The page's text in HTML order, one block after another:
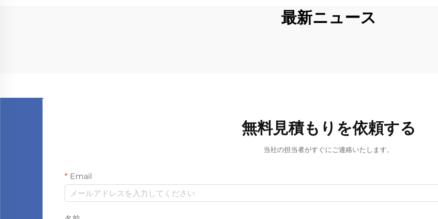
最新ニュース
無料見積もりを依頼する
当社の担当者がすぐにご連絡いたします。
Email